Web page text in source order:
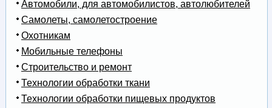
Автомобили, для автомобилистов, автолюбителей
Самолеты, самолетостроение
Охотникам
Мобильные телефоны
Строительство и ремонт
Технологии обработки ткани
Технологии обработки пищевых продуктов